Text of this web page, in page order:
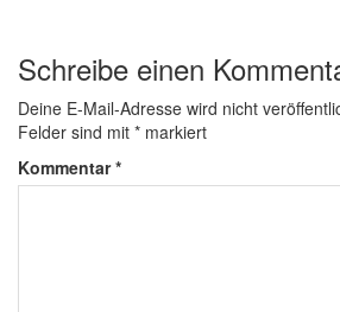
Schreibe einen
Deine E-Mail-Adresse wird nicht
Felder sind mit * markiert
Kommentar*